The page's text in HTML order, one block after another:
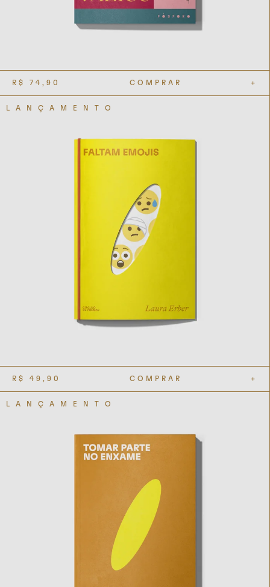
R$ 74,90 COMPRAR +
R$ 49,90 COMPRAR +